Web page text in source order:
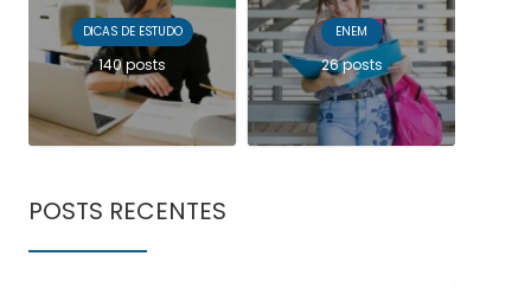
DICAS DE ESTUDO
140 posts
ENEM
26 posts
POSTS RECENTES